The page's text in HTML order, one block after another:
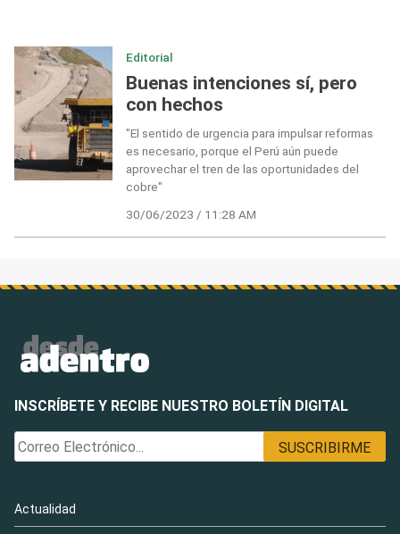
Editorial
Buenas intenciones sí, pero
con hechos
"El sentido de urgencia para impulsar reformas
es necesario, porque el Perú aún puede
aprovechar el tren de las oportunidades del
cobre"
30/06/2023 / 11:28 AM
INSCRÍBETE Y RECIBE NUESTRO BOLETÍN DIGITAL
Actualidad